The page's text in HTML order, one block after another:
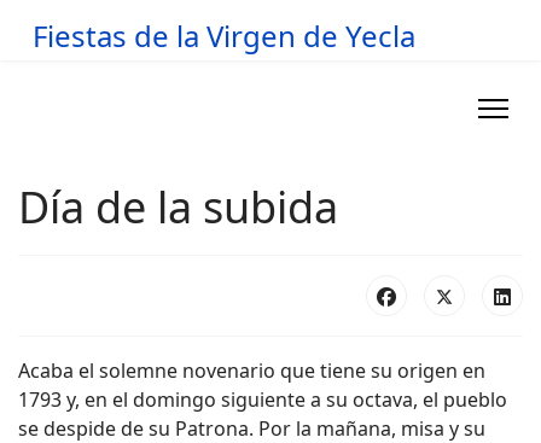
Fiestas de la Virgen de Yecla
Día de la subida
Acaba el solemne novenario que tiene su origen en
1793 y, en el domingo siguiente a su octava, el pueblo
se despide de su Patrona. Por la mañana, misa y su